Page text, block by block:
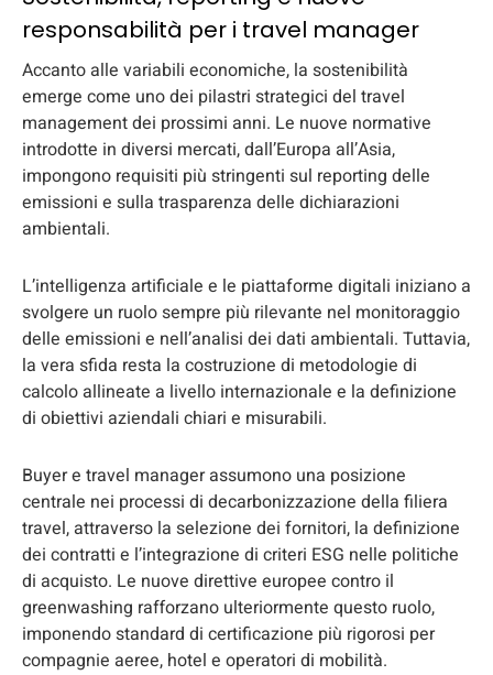
responsabilità per i travel manager
Accanto alle variabili economiche, la sostenibilità
emerge come uno dei pilastri strategici del travel
management dei prossimi anni. Le nuove normative
introdotte in diversi mercati, dall’Europa all’Asia,
impongono requisiti più stringenti sul reporting delle
emissioni e sulla trasparenza delle dichiarazioni
ambientali.
L’intelligenza artificiale e le piattaforme digitali iniziano a
svolgere un ruolo sempre più rilevante nel monitoraggio
delle emissioni e nell’analisi dei dati ambientali. Tuttavia,
la vera sfida resta la costruzione di metodologie di
calcolo allineate a livello internazionale e la definizione
di obiettivi aziendali chiari e misurabili.
Buyer e travel manager assumono una posizione
centrale nei processi di decarbonizzazione della filiera
travel, attraverso la selezione dei fornitori, la definizione
dei contratti e l’integrazione di criteri ESG nelle politiche
di acquisto. Le nuove direttive europee contro il
greenwashing rafforzano ulteriormente questo ruolo,
imponendo standard di certificazione più rigorosi per
compagnie aeree, hotel e operatori di mobilità.